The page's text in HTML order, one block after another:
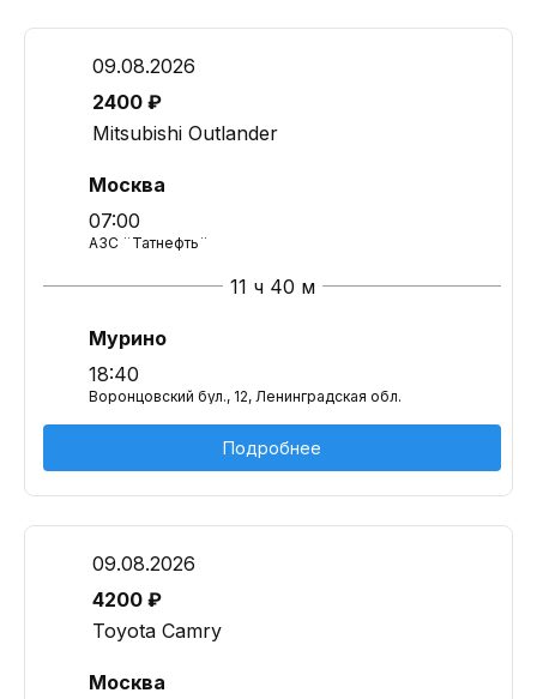
09.08.2026
2400 ₽
Mitsubishi Outlander
Москва
07:00
АЗС ¨Татнефть¨
11 ч 40 м
Мурино
18:40
Воронцовский бул., 12, Ленинградская обл.
Подробнее
09.08.2026
4200 ₽
Toyota Camry
Москва